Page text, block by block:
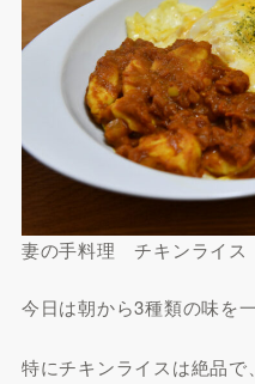
妻の手料理 チキンライ
今日は朝から3種類の味を
特にチキンライスは絶品